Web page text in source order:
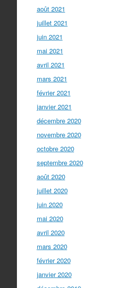
août 2021
juillet 2021
juin 2021
mai 2021
avril 2021
mars 2021
février 2021
janvier 2021
décembre 2020
novembre 2020
octobre 2020
septembre 2020
août 2020
juillet 2020
juin 2020
mai 2020
avril 2020
mars 2020
février 2020
janvier 2020